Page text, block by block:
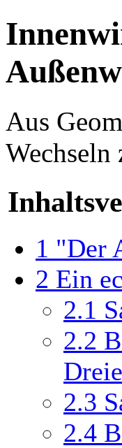
Aus
Wechseln
1 "Der
2 Ein
2.1
2.2
2.3
2.4